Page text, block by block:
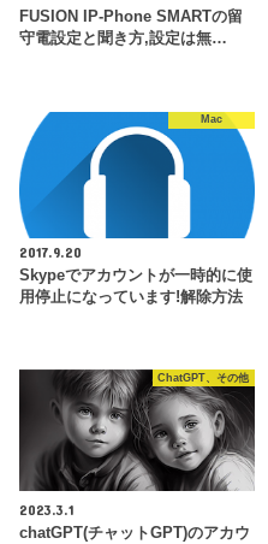
FUSION IP-Phone SMARTの留
守電設定と聞き方,設定は無…
Mac
2017.9.20
Skypeでアカウントが一時的に使
用停止になっています!解除方法
ChatGPT、その他
2023.3.1
chatGPT(チャットGPT)のアカウ